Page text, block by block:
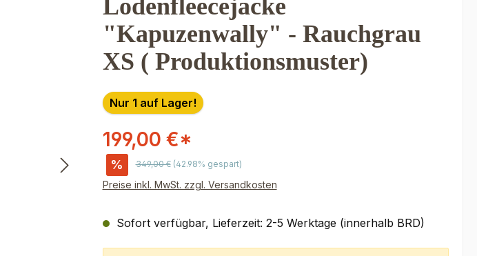
Lodenfleecejacke
"Kapuzenwally" - Rauchgrau
XS ( Produktionsmuster)
Nur 1 auf Lager!
199,00 €*
% Regulärer Preis:
349,00 € (42.98% gespart)
Preise inkl. MwSt. zzgl. Versandkosten
Sofort verfügbar, Lieferzeit: 2-5 Werktage (innerhalb BRD)